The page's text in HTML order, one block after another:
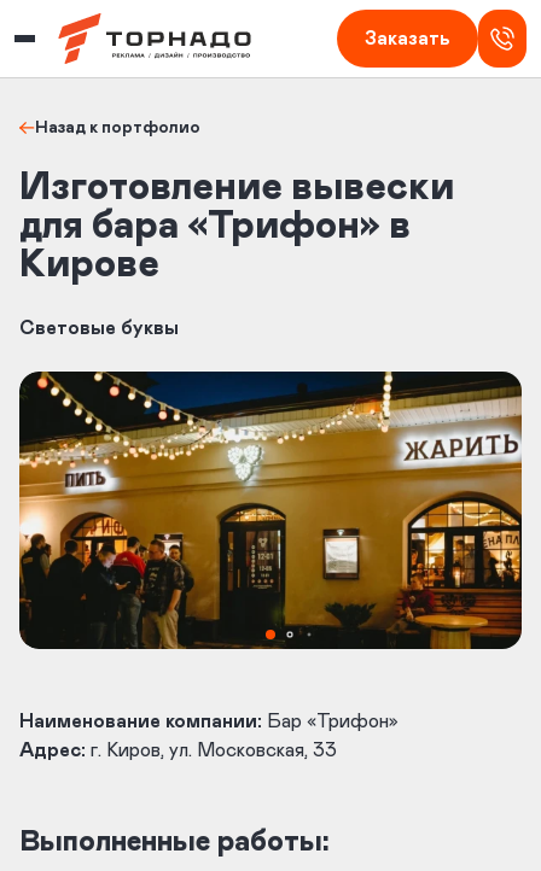
Изготовление наружной рекламы в Кирове — Торнадо
Заказать
Назад к портфолио
Изготовление вывески
для бара «Трифон» в
Кирове
Световые буквы
Наименование компании: Бар «Трифон»
Адрес: г. Киров, ул. Московская, 33
Выполненные работы: